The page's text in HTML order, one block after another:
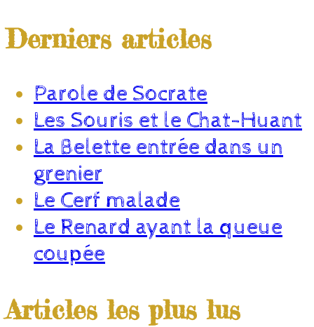
Derniers articles
Parole de Socrate
Les Souris et le Chat-Huant
La Belette entrée dans un
grenier
Le Cerf malade
Le Renard ayant la queue
coupée
Articles les plus lus